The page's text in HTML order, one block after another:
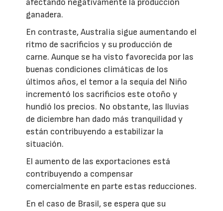
afectando negativamente la producción
ganadera.
En contraste, Australia sigue aumentando el
ritmo de sacrificios y su producción de
carne. Aunque se ha visto favorecida por las
buenas condiciones climáticas de los
últimos años, el temor a la sequía del Niño
incrementó los sacrificios este otoño y
hundió los precios. No obstante, las lluvias
de diciembre han dado más tranquilidad y
están contribuyendo a estabilizar la
situación.
El aumento de las exportaciones está
contribuyendo a compensar
comercialmente en parte estas reducciones.
En el caso de Brasil, se espera que su